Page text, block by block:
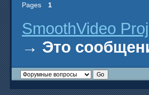
Pages 1
SmoothVideo
→ Это